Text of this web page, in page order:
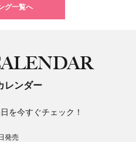
グ一覧へ
レンダー
を今すぐチェック！
発売